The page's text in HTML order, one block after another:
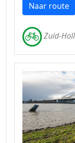
Naar route
Zuid-